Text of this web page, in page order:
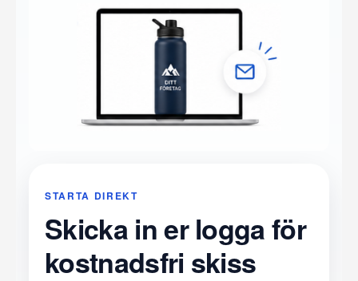
STARTA DIREKT
Skicka in er logga för
kostnadsfri skiss